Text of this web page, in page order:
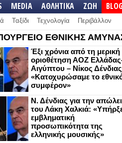
MEDIA ΑΘΛΗΤΙΚΑ ΖΩΗ
Ταξίδι Τεχνολογία Περιβάλλον
ΕΘΝΙΚΗΣ
Έξι χρόνια από τη μερική
οριοθέτηση ΑΟΖ
Αιγύπτου – Νίκος
«Κατοχυρώσαμε το
συμφέρον»
Ν. Δένδιας για την
του Λάκη Χαλκιά:
εμβληματική
προσωπικότητα της
ελληνικής μουσικής»